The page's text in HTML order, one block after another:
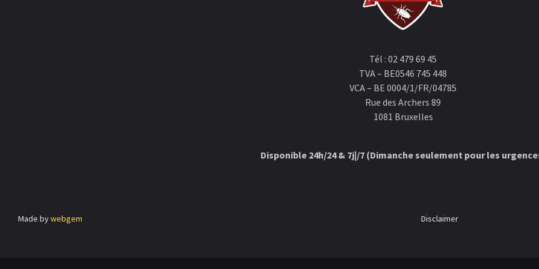
Tél : 02 479 69 45
TVA – BE0546 745 448
VCA – BE 0004/1/FR/04785
Rue des Archers 89
1081 Bruxelles
Disponible 24h/24 & 7j|/7 (Dimanche seulement pour les
Made bywebgem Disclaimer